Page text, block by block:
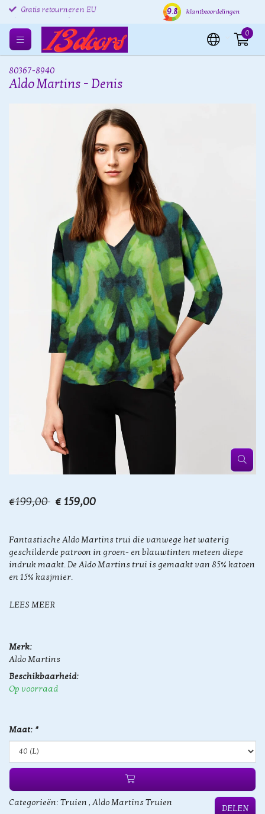
Gratis retourneren EU Verzending binnen 24 uur
9.8 klantbeoordelingen
0
80367-8940
Aldo Martins - Denis
€199,00 € 159,00
Fantastische Aldo Martins trui die vanwege het waterig
geschilderde patroon in groen- en blauwtinten meteen diepe
indruk maakt. De Aldo Martins trui is gemaakt van 85% katoen
en 15% kasjmier.
LEES MEER
Merk:
Aldo Martins
Beschikbaarheid:
Op voorraad
Maat: *
Categorieën: Truien , Aldo Martins Truien
DELEN